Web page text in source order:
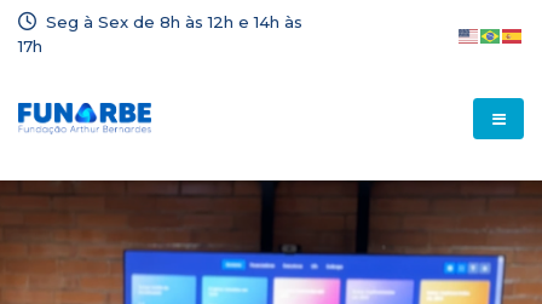
Seg à Sex de 8h às 12h e 14h às
17h